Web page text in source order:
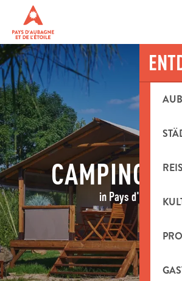
contenu
principal
in Pays d'Aubagne